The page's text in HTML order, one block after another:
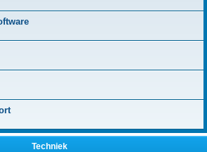
Techniek